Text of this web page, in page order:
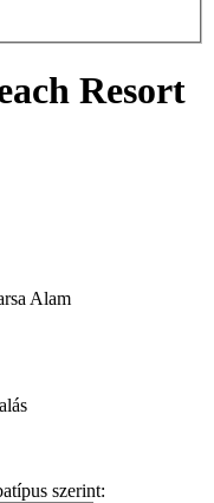
Resort
Alam
szerint: